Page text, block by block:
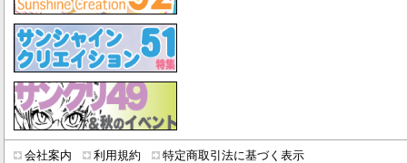
会社案内 利用規約 特定商取引法に基づく表示